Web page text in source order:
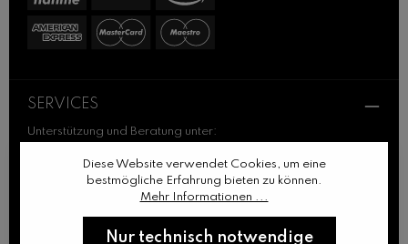
SERVICES
Unterstützung und Beratung unter:
+49 761 489 414 64
+49 176 47 22 69 45
Oder über unser Kontaktformular.
Diese Website verwendet Cookies, um eine
bestmögliche Erfahrung bieten zu können.
Mehr Informationen ...
Nur technisch notwendige